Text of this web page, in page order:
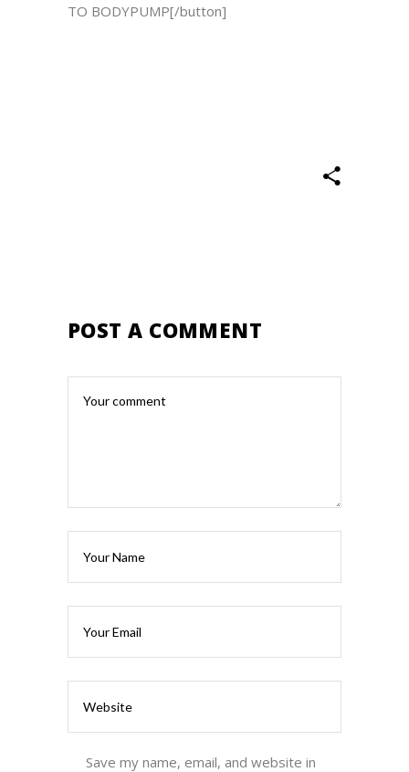
ΤΟ BODYPUMP[/button]
POST A COMMENT
Save my name, email, and website in